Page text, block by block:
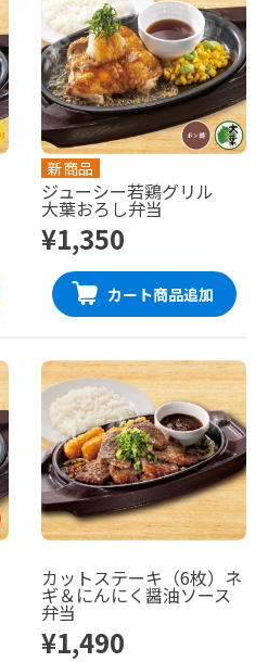
新商品
ジューシー若鶏グリル
大葉おろし弁当
¥1,350
カート商品追加
カットステーキ（6枚）ネ
ギ＆にんにく醤油ソース
弁当
¥1,490